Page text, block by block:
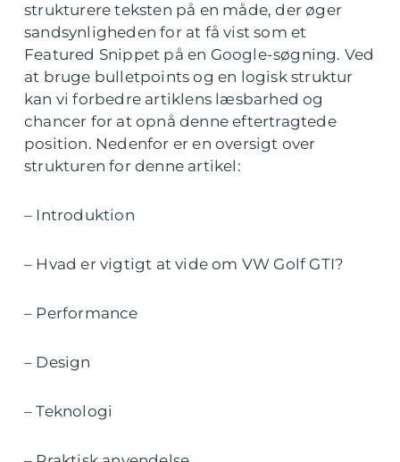
strukturere teksten på en måde, der øger
sandsynligheden for at få vist som et
Featured Snippet på en Google-søgning. Ved
at bruge bulletpoints og en logisk struktur
kan vi forbedre artiklens læsbarhed og
chancer for at opnå denne eftertragtede
position. Nedenfor er en oversigt over
strukturen for denne artikel:
– Introduktion
– Hvad er vigtigt at vide om VW Golf GTI?
– Performance
– Design
– Teknologi